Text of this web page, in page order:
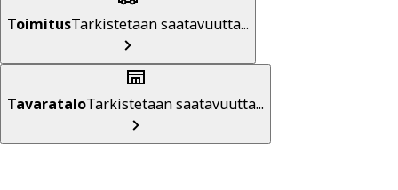
ToimitusTarkistetaan saatavuutta...
TavarataloTarkistetaan saatavuutta...